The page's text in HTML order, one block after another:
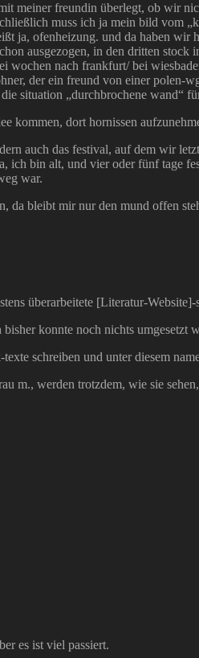
meiner freundin überlegt, ob wir
muss ich ja mein bild vom
ja, ofenheizung. und da haben
ausgezogen, in den dritten stock
wochen nach frankfurt/ bei
der ein freund von einer polen-
situation „durchbrochene wand“
dort hornissen
auch das festival, auf dem wir
ich bin alt, und vier oder fünf tage
war.
bleibt mir nur den mund offen
überarbeitete [Literatur-
konnte noch nichts umgesetzt
schreiben und unter diesem
m., werden trotzdem, wie sie
es ist viel passiert.